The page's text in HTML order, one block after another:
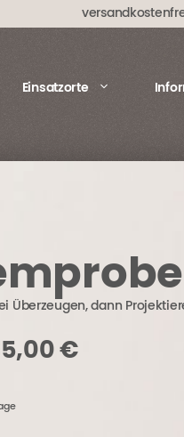
Einsatzorte
Überzeugen, dann
€Aktueller